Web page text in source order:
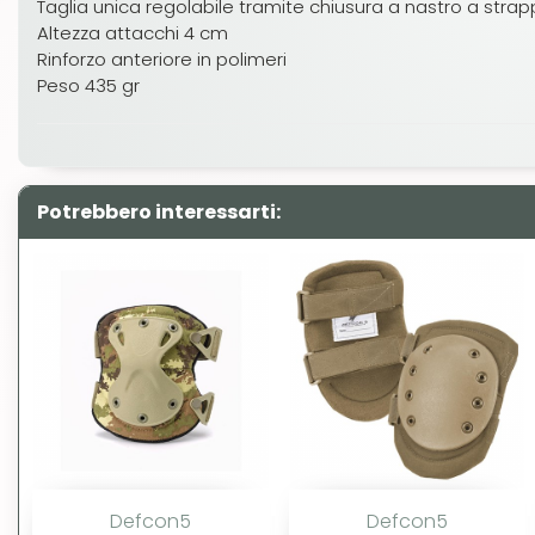
Taglia unica regolabile tramite chiusura a nastro a
Altezza attacchi 4 cm
Rinforzo anteriore in polimeri
Peso 435 gr
Potrebbero interessarti:
Defcon5 Defcon5